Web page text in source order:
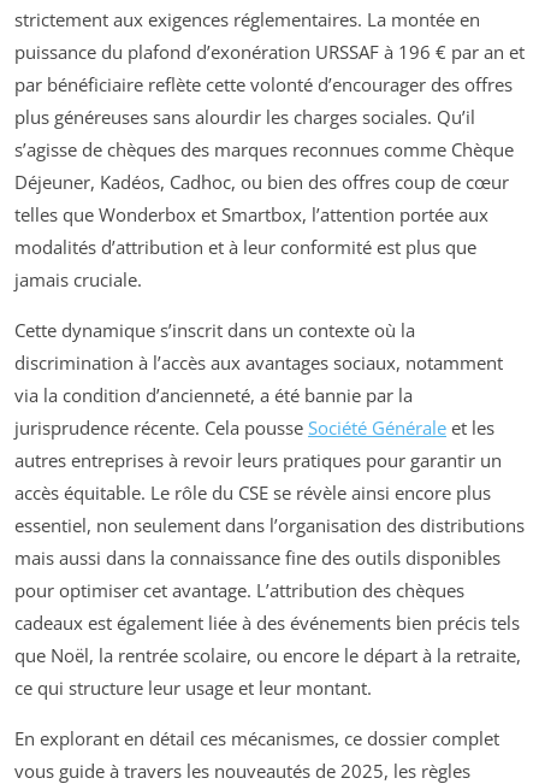
strictement aux exigences réglementaires. La montée en
puissance du plafond d’exonération URSSAF à 196 € par an et
par bénéficiaire reflète cette volonté d’encourager des offres
plus généreuses sans alourdir les charges sociales. Qu’il
s’agisse de chèques des marques reconnues comme Chèque
Déjeuner, Kadéos, Cadhoc, ou bien des offres coup de cœur
telles que Wonderbox et Smartbox, l’attention portée aux
modalités d’attribution et à leur conformité est plus que
jamais cruciale.
Cette dynamique s’inscrit dans un contexte où la
discrimination à l’accès aux avantages sociaux, notamment
via la condition d’ancienneté, a été bannie par la
jurisprudence récente. Cela pousse Société Générale et les
autres entreprises à revoir leurs pratiques pour garantir un
accès équitable. Le rôle du CSE se révèle ainsi encore plus
essentiel, non seulement dans l’organisation des distributions
mais aussi dans la connaissance fine des outils disponibles
pour optimiser cet avantage. L’attribution des chèques
cadeaux est également liée à des événements bien précis tels
que Noël, la rentrée scolaire, ou encore le départ à la retraite,
ce qui structure leur usage et leur montant.
En explorant en détail ces mécanismes, ce dossier complet
vous guide à travers les nouveautés de 2025, les règles